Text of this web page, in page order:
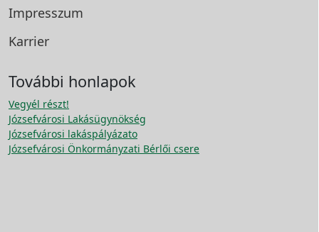
Impresszum
Karrier
További honlapok
Vegyél részt!
Józsefvárosi Lakásügynökség
Józsefvárosi lakáspályázato
Józsefvárosi Önkormányzati Bérlői csere